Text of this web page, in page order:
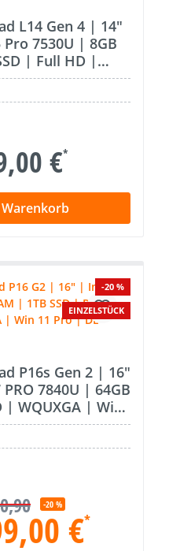
L14 Gen 4 | 14"
7530U | 8GB
| Full HD |
€*
-20 %
EINZELSTÜCK
P16s Gen 2 | 16"
7840U | 64GB
| WQUXGA | Win
-20 %
€*